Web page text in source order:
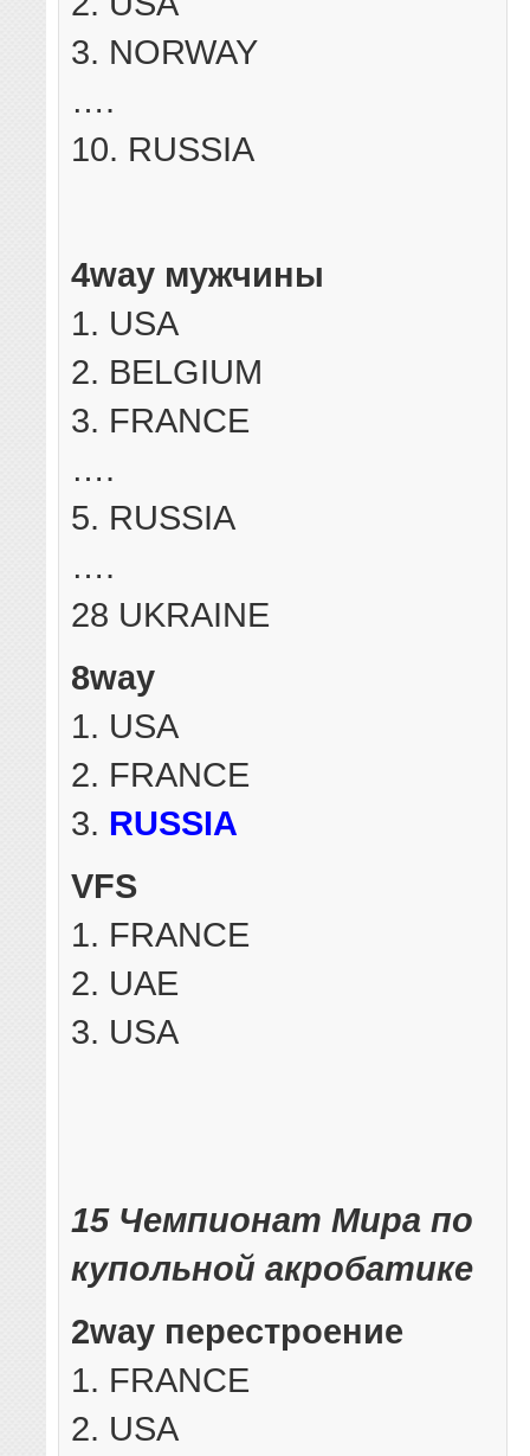
3. NORWAY
….
10. RUSSIA
4way мужчины
1. USA
2. BELGIUM
3. FRANCE
….
5. RUSSIA
….
28 UKRAINE
8way
1. USA
2. FRANCE
3. RUSSIA
VFS
1. FRANCE
2. UAE
3. USA
15 Чемпионат Мира по
купольной акробатике
2way перестроение
1. FRANCE
2. USA